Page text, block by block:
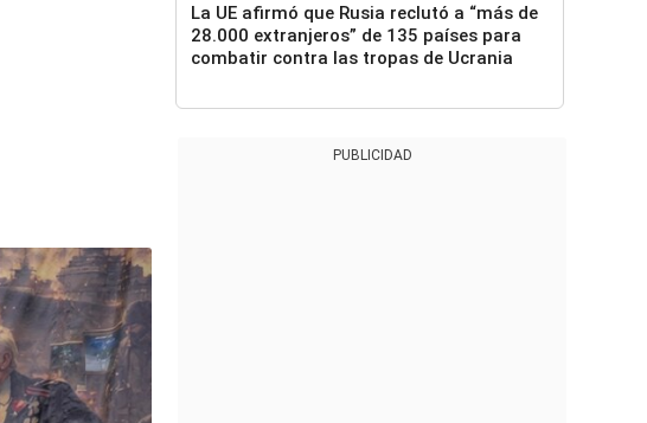
La UE afirmó que Rusia reclutó a “más de
28.000 extranjeros” de 135 países para
combatir contra las tropas de Ucrania
PUBLICIDAD